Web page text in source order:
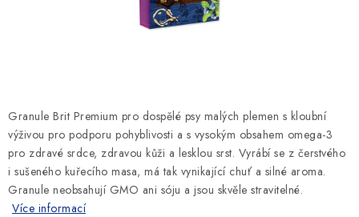
Granule Brit Premium pro dospělé psy malých plemen s kloubní
výživou pro podporu pohyblivosti a s vysokým obsahem omega-3
pro zdravé srdce, zdravou kůži a lesklou srst. Vyrábí se z čerstvého
i sušeného kuřecího masa, má tak vynikající chuť a silné aroma.
Granule neobsahují GMO ani sóju a jsou skvěle stravitelné.
Více informací